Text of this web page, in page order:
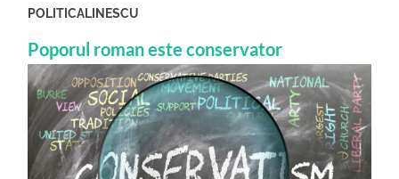
POLITICALINESCU
Poporul roman este conservator